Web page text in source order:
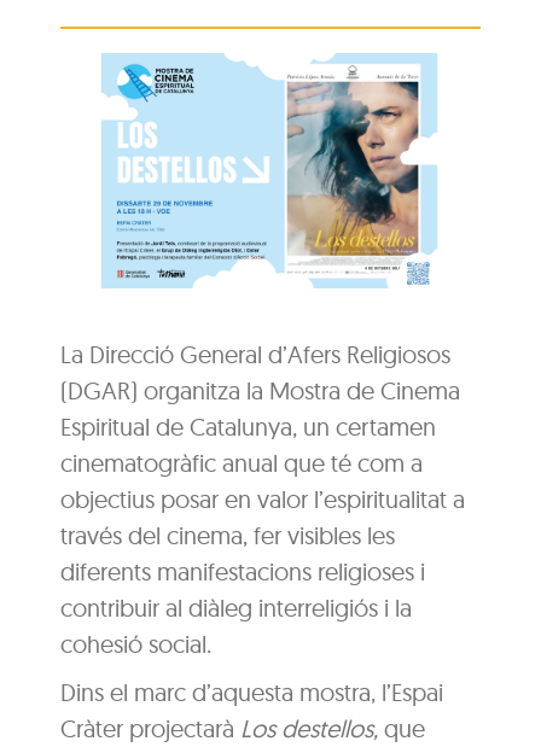
La Direcció General d’Afers Religiosos
(DGAR) organitza la Mostra de Cinema
Espiritual de Catalunya, un certamen
cinematogràfic anual que té com a
objectius posar en valor l’espiritualitat a
través del cinema, fer visibles les
diferents manifestacions religioses i
contribuir al diàleg interreligiós i la
cohesió social.
Dins el marc d’aquesta mostra, l’Espai
Cràter projectarà Los destellos, que